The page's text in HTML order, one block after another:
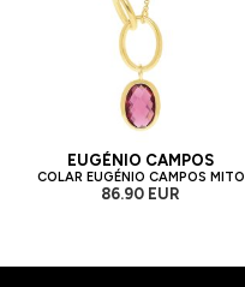
EUGÉNIO CAMPOS
COLAR EUGÉNIO CAMPOS MITO
86.90 EUR